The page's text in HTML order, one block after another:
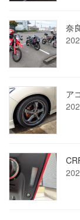
奈
ア